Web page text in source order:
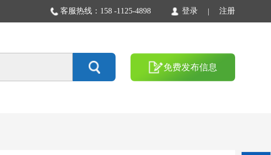
客服热线：158 -1125-4898 登录 | 注册
免费发布信息